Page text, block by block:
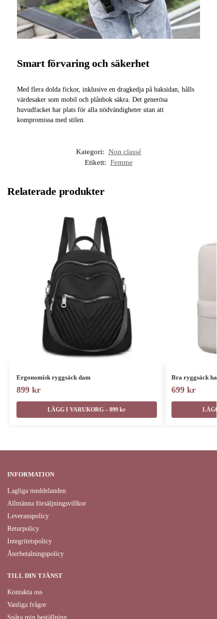
Smart förvaring och säkerhet
Med flera dolda fickor, inklusive en dragkedja på baksidan, hålls
värdesaker som mobil och plånbok säkra. Det generösa
huvudfacket har plats för alla nödvändigheter utan att
kompromissa med stilen.
Kategori:
Non classé
Etikett:
Femme
Relaterade produkter
Ergonomisk ryggsäck dam
899 kr
LÄGG I VARUKORG – 899 kr
Bra ryggsäck
699 kr
INFORMATION
Lagliga meddelanden
Allmänna försäljningsvillkor
Leveranspolicy
Returpolicy
Integritetspolicy
Återbetalningspolicy
TILL DIN TJÄNST
Kontakta oss
Vanliga frågor
Spåra min beställning